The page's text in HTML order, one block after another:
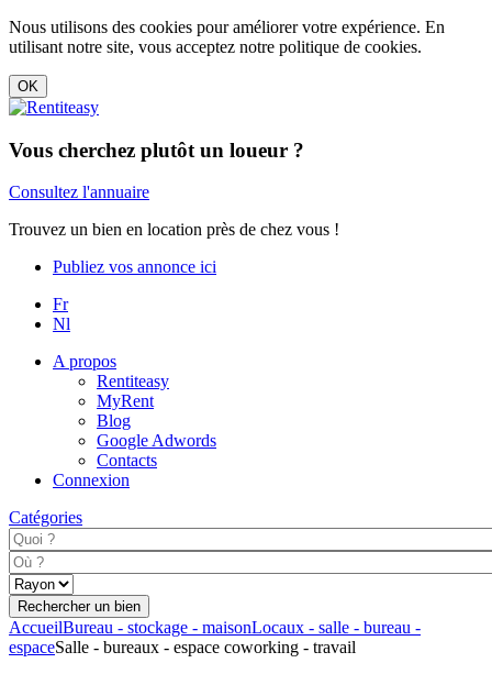
Nous utilisons des cookies pour améliorer votre expérience. En
utilisant notre site, vous acceptez notre politique de cookies.
Vous cherchez plutôt un loueur ?
Consultez l'annuaire
Trouvez un bien en location près de chez vous !
Publiez vos annonce ici
Fr
Nl
A propos
Rentiteasy
MyRent
Blog
Google Adwords
Contacts
Connexion
Catégories
AccueilBureau - stockage - maisonLocaux - salle - bureau -
espaceSalle - bureaux - espace coworking - travail